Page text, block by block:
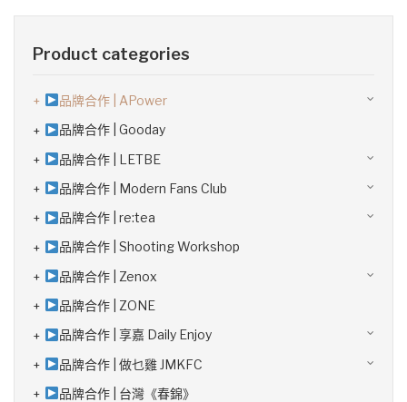
Product categories
品牌合作 | APower
品牌合作 | Gooday
品牌合作 | LETBE
品牌合作 | Modern Fans Club
品牌合作 | re:tea
品牌合作 | Shooting Workshop
品牌合作 | Zenox
品牌合作 | ZONE
品牌合作 | 享嘉 Daily Enjoy
品牌合作 | 做乜雞 JMKFC
品牌合作 | 台灣《春錦》